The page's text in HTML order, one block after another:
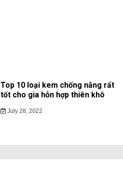
Top 10 loại kem chống nắng rất
tốt cho gia hỗn hợp thiên khô
July 28, 2022